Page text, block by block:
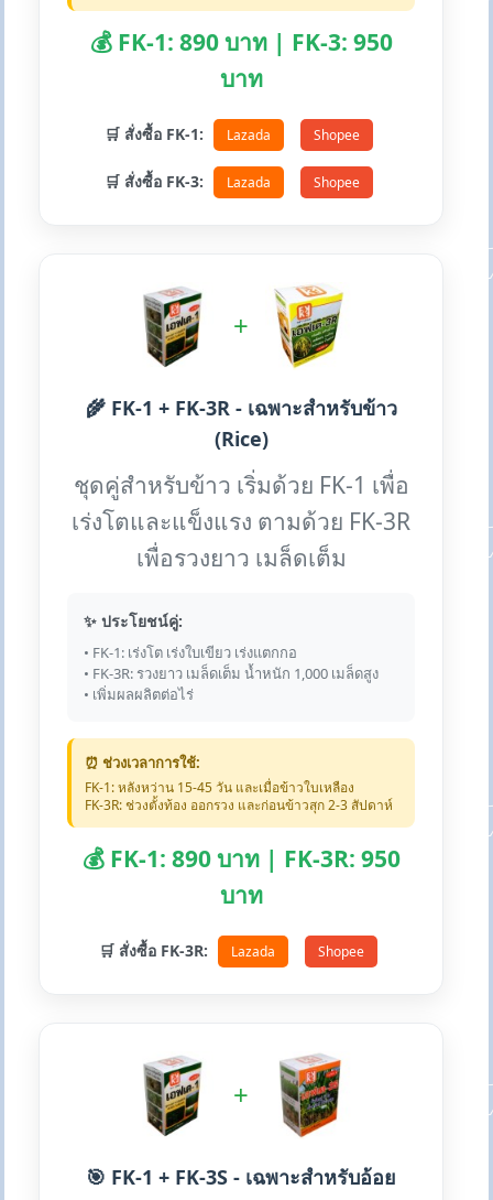
💰 FK-1: 890 บาท | FK-3: 950
บาท
🛒 สั่งซื้อ FK-1: Lazada Shopee
🛒 สั่งซื้อ FK-3: Lazada Shopee
+
🌾 FK-1 + FK-3R - เฉพาะสำหรับข้าว
(Rice)
ชุดคู่สำหรับข้าว เริ่มด้วย FK-1 เพื่อ
เร่งโตและแข็งแรง ตามด้วย FK-3R
เพื่อรวงยาว เมล็ดเต็ม
✨ ประโยชน์คู่:
• FK-1: เร่งโต เร่งใบเขียว เร่งแตกกอ
• FK-3R: รวงยาว เมล็ดเต็ม น้ำหนัก 1,000 เมล็ดสูง
• เพิ่มผลผลิตต่อไร่
⏰ ช่วงเวลาการใช้:
FK-1: หลังหว่าน 15-45 วัน และเมื่อข้าวใบเหลือง
FK-3R: ช่วงตั้งท้อง ออกรวง และก่อนข้าวสุก 2-3 สัปดาห์
💰 FK-1: 890 บาท | FK-3R: 950
บาท
🛒 สั่งซื้อ FK-3R: Lazada Shopee
+
🎯 FK-1 + FK-3S - เฉพาะสำหรับอ้อย